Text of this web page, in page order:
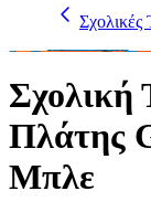
Σχολικές
Σχολική
Πλάτης
Μπλε